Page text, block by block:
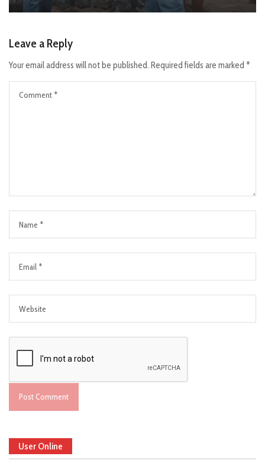
Leave a Reply
Your email address will not be published. Required fields are marked *
User Online